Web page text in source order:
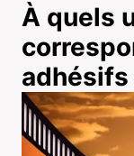
À quels
adhésifs